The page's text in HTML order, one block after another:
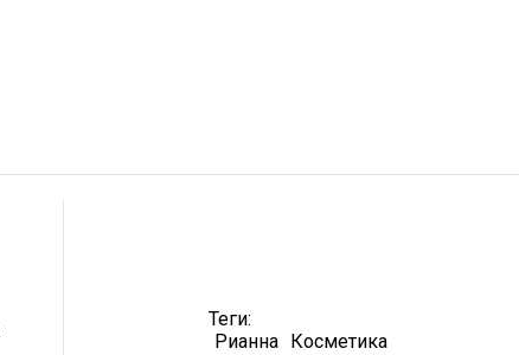
Теги:
Рианна
Косметика